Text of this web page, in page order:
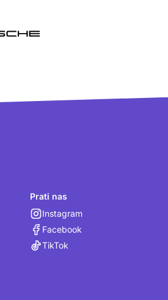
Prati nas
Instagram
Facebook
TikTok